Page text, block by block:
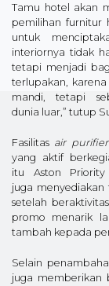
Tamu hotel akan
pemilihan furnitur
untuk
interiornya tidak
tetapi menjadi
terlupakan,
mandi, tetapi
dunia luar,” tutup
Fasilitas air purifier
yang aktif
itu Aston
juga menyediakan
setelah
promo menarik
tambah kepada
Selain
juga memberikan